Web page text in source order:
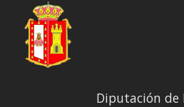
Diputación de